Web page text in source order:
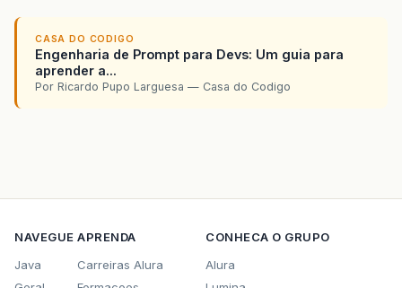
CASA DO CODIGO
Engenharia de Prompt para Devs: Um guia para
aprender a...
Por Ricardo Pupo Larguesa — Casa do Codigo
NAVEGUE
Java
APRENDA
Carreiras Alura
CONHECA O GRUPO
Alura